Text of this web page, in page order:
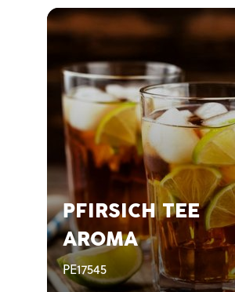
PFIRSICH TEE
AROMA
PE17545